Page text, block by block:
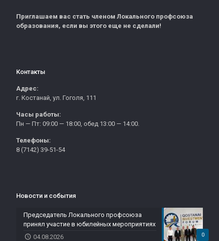
Приглашаем вас стать членом Локального профсоюза
образования, если вы этого еще не сделали!
Контакты
Адрес:
г. Костанай, ул. Гоголя, 111
Часы работы:
Пн — Пт: 09:00 — 18:00, обед 13:00 — 14:00.
Телефоны:
8 (7142) 39-51-54
Новости и события
0
Председатель Локального профсоюза
принял участие в юбилейных мероприятиях
04.08.2026